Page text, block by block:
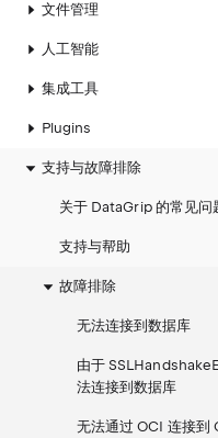
文件管理
人工智能
集成工具
Plugins
支持与故障排除
关于 DataGrip 的常见问
支持与帮助
故障排除
无法连接到数据库
由于
法连接到数据库
无法通过 OCI 连接到